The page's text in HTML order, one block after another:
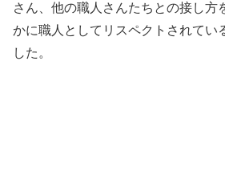
さん、他の職人さんたちとの接し方
かに職人としてリスペクトされてい
した。